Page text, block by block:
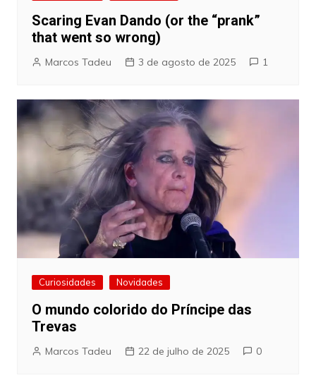
Scaring Evan Dando (or the “prank”
that went so wrong)
Marcos Tadeu 3 de agosto de 2025 1
Curiosidades Novidades
O mundo colorido do Príncipe das
Trevas
Marcos Tadeu 22 de julho de 2025 0